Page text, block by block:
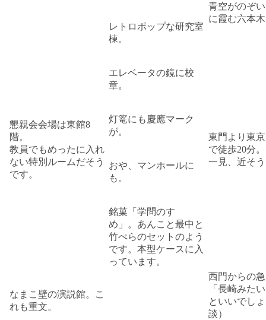
レトロポップな研究室
棟。
エレベータの鏡に校
章。
灯篭にも慶應マーク
が。
おや、マンホールに
も。
銘菓「学問のすゝ
め」。あんこと最中と
竹べらのセットのよう
です。本型ケースに入
っています。
青空がのぞ
に霞む六本
懇親会会場は東館8
階。
教員でもめったに入れ
ない特別ルームだそう
です。
東門より東
で徒歩20分。
一見、近そ
なまこ壁の演説館。こ
れも重文。
西門からの
「長崎みた
といいでし
談）